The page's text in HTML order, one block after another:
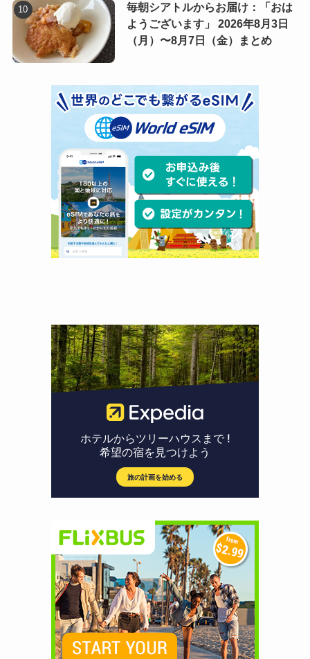
毎朝シアトルからお届け：「おは
ようございます」 2026年8月3日
（月）〜8月7日（金）まとめ